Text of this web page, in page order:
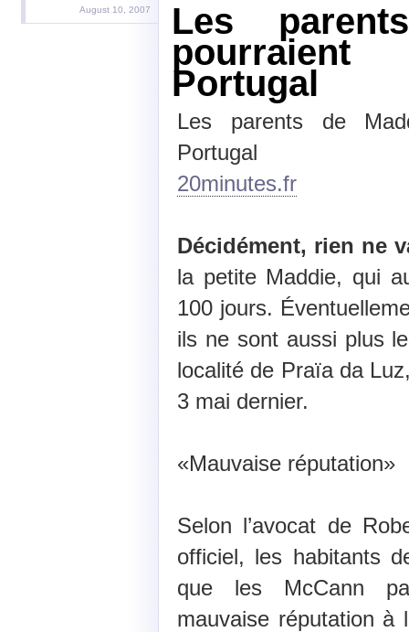
August 10, 2007 Les
Portugal
Les parents de
Portugal
20minutes.fr
Décidément, rien ne
la petite Maddie, qui
100 jours.
ils ne sont aussi plus
localité de Praïa da
3 mai dernier.
«Mauvaise réputation»
Selon l’avocat de
officiel, les habitants
que les McCann
mauvaise réputation